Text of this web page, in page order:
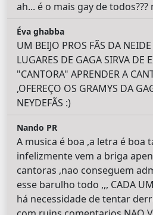
ah... é o mais gay de
Éva ghabba
UM BEIJO PROS FÃS DA
LUGARES DE GAGA SIRVA DE
"CANTORA" APRENDER A
,OFEREÇO OS GRAMYS DA
NEYDEFÃS :)
Nando PR
A musica é boa ,a letra é boa
infelizmente vem a briga
cantoras ,nao conseguem
esse barulho todo ,,, CADA
há necessidade de tentar